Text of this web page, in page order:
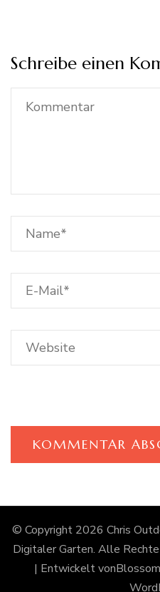
Schreibe einen
© Copyright 2026 Chris
Digitaler Garten. Alle
| Entwickelt von